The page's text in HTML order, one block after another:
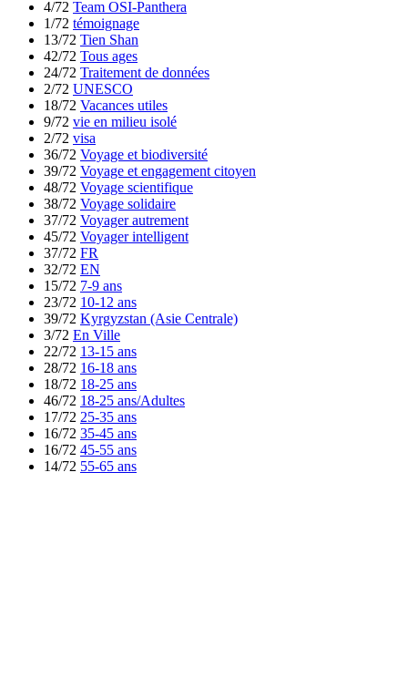
4/72 Team OSI-Panthera
1/72 témoignage
13/72 Tien Shan
42/72 Tous ages
24/72 Traitement de données
2/72 UNESCO
18/72 Vacances utiles
9/72 vie en milieu isolé
2/72 visa
36/72 Voyage et biodiversité
39/72 Voyage et engagement citoyen
48/72 Voyage scientifique
38/72 Voyage solidaire
37/72 Voyager autrement
45/72 Voyager intelligent
37/72 FR
32/72 EN
15/72 7-9 ans
23/72 10-12 ans
39/72 Kyrgyzstan (Asie Centrale)
3/72 En Ville
22/72 13-15 ans
28/72 16-18 ans
18/72 18-25 ans
46/72 18-25 ans/Adultes
17/72 25-35 ans
16/72 35-45 ans
16/72 45-55 ans
14/72 55-65 ans